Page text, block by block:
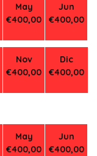
May
€400,00
Jun
€400,00
Nov
€400,00
Dic
€400,00
May
€400,00
Jun
€400,00